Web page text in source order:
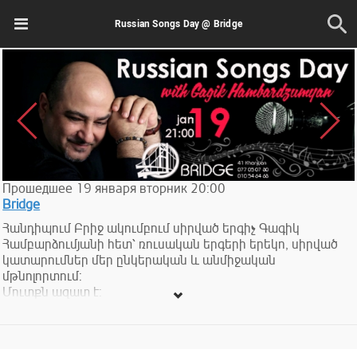
Russian Songs Day @ Bridge
Прошедшее 19 января вторник 20:00
Bridge
Հանդիպում Բրիջ ակումբում սիրված երգիչ Գագիկ
Համբարձումյանի հետ՝ ռուսական երգերի երեկո, սիրված
կատարումներ մեր ընկերական և անմիջական
մթնոլորտում:
Մուտքն ազատ է: